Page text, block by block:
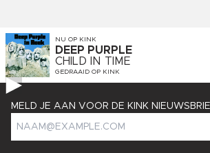
NU OP KINK
DEEP PURPLE
CHILD IN TIME
GEDRAAID OP KINK
MELD JE AAN VOOR DE KINK